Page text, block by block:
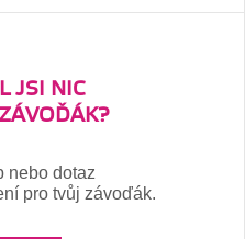
JSI NIC
nebo dotaz
pro tvůj závoďák.